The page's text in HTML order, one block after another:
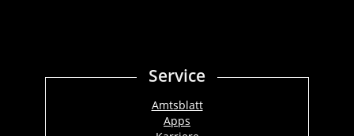
Service
Amtsblatt
Apps